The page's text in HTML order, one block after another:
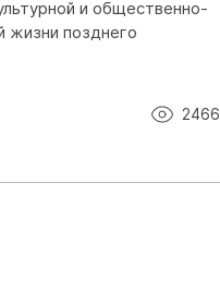
и общественно-
жизни позднего
2466